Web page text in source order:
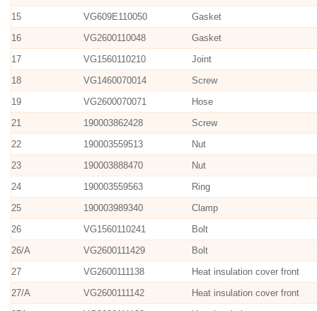
15
VG609E110050
Gasket
16
VG2600110048
Gasket
17
VG1560110210
Joint
18
VG1460070014
Screw
19
VG2600070071
Hose
21
190003862428
Screw
22
190003559513
Nut
23
190003888470
Nut
24
190003559563
Ring
25
190003989340
Clamp
26
VG1560110241
Bolt
26/A
VG2600111429
Bolt
27
VG2600111138
Heat insulation cover front
27/A
VG2600111142
Heat insulation cover front